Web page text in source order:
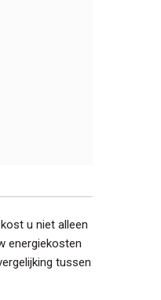
u niet alleen
energiekosten
tussen